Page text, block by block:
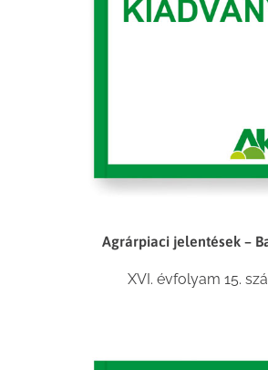
Agrárpiaci jelentések –
XVI. évfolyam 15.